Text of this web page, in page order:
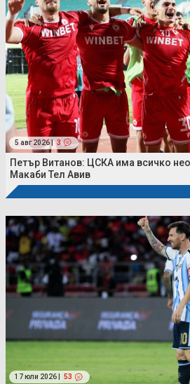
5 авг 2026 | 3
Петър Витанов: ЦСКА има всичко
Макаби Тел Авив
17 юли 2026 | 53